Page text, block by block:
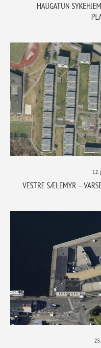
HAUGATUN
12.
VESTRE SÆLEMYR –